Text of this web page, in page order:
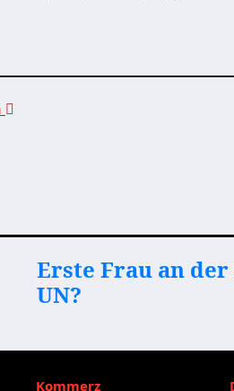
Erste Frau an
UN?
Kommerz